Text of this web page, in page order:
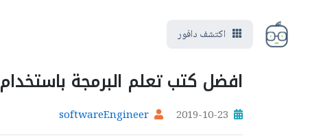
اكتشف دافور
افضل كتب تعلم البرمجة باستخدام CSS
2019-10-23
softwareEngineer